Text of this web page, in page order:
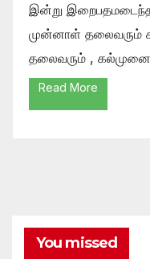
இன்று
முன்னாள் தலைவரும்
தலைவரும் ,
Read More
You missed